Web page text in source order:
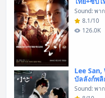
Sound: พา
8.1/10
126.0K
Lee
บัลลังก์พ
Sound: พา